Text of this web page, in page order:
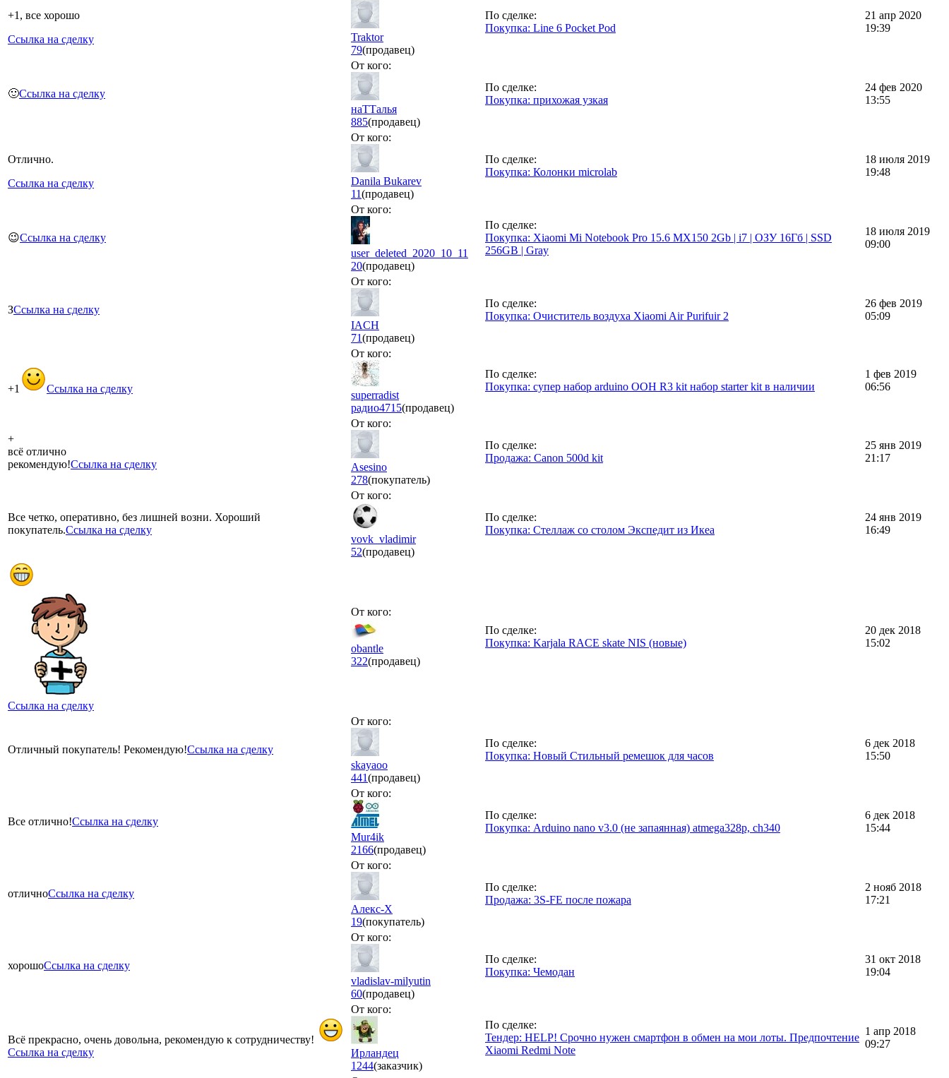
+1, все хорошо
Ссылка на сделку
Traktor
79(продавец)
По сделке:
Покупка: Line 6 Pocket Pod
21 апр 2020
19:39
🙂Ссылка на сделку
От кого:
наТТалья
885(продавец)
По сделке:
Покупка: прихожая узкая
24 фев 2020
13:55
Отлично.
Ссылка на сделку
От кого:
Danila Bukarev
11(продавец)
По сделке:
Покупка: Колонки microlab
18 июля 2019
19:48
😉Ссылка на сделку
От кого:
user_deleted_2020_10_11
20(продавец)
По сделке:
Покупка: Xiaomi Mi Notebook Pro 15.6 MX150 2Gb | i7 | ОЗУ 16Гб | SSD
256GB | Gray
18 июля 2019
09:00
ЗСсылка на сделку
От кого:
IACH
71(продавец)
По сделке:
Покупка: Очиститель воздуха Xiaomi Air Purifuir 2
26 фев 2019
05:09
+1 Ссылка на сделку
От кого:
superradist
радио4715(продавец)
По сделке:
Покупка: супер набор arduino ООН R3 kit набор starter kit в наличии
1 фев 2019
06:56
+
всё отлично
рекомендую!Ссылка на сделку
От кого:
Asesino
278(покупатель)
По сделке:
Продажа: Canon 500d kit
25 янв 2019
21:17
Все четко, оперативно, без лишней возни. Хороший
покупатель.Ссылка на сделку
От кого:
vovk_vladimir
52(продавец)
По сделке:
Покупка: Стеллаж со столом Экспедит из Икеа
24 янв 2019
16:49
Ссылка на сделку
От кого:
obantle
322(продавец)
По сделке:
Покупка: Karjala RACE skate NIS (новые)
20 дек 2018
15:02
Отличный покупатель! Рекомендую!Ссылка на сделку
От кого:
skayaoo
441(продавец)
По сделке:
Покупка: Новый Стильный ремешок для часов
6 дек 2018
15:50
Все отлично!Ссылка на сделку
От кого:
Mur4ik
2166(продавец)
По сделке:
Покупка: Arduino nano v3.0 (не запаянная) atmega328p, ch340
6 дек 2018
15:44
отличноСсылка на сделку
От кого:
Алекс-Х
19(покупатель)
По сделке:
Продажа: 3S-FE после пожара
2 нояб 2018
17:21
хорошоСсылка на сделку
От кого:
vladislav-milyutin
60(продавец)
По сделке:
Покупка: Чемодан
31 окт 2018
19:04
Всё прекрасно, очень довольна, рекомендую к сотрудничеству!
Ссылка на сделку
От кого:
Ирландец
1244(заказчик)
По сделке:
Тендер: HELP! Срочно нужен смартфон в обмен на мои лоты. Предпочтение
Xiaomi Redmi Note
1 апр 2018
09:27